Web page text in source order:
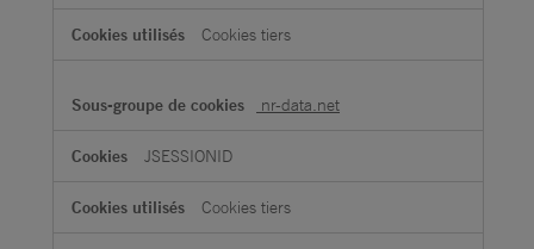
Cookies tiers
nr-data.net
JSESSIONID
Cookies tiers